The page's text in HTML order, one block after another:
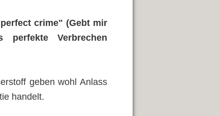
crime" (Gebt mir
Verbrechen
geben wohl Anlass
handelt.